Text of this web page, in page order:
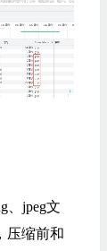
、jpeg文
压缩前和